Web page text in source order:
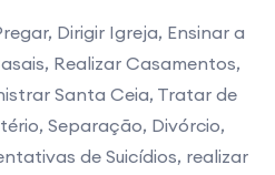
Dirigir Igreja, Ensinar a
Realizar Casamentos,
Santa Ceia, Tratar de
Separação, Divórcio,
de Suicídios, realizar